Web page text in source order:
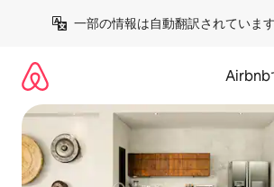
一部の情報は自動翻訳されています
Airbnb